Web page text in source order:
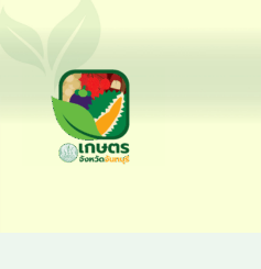
Skip
Content